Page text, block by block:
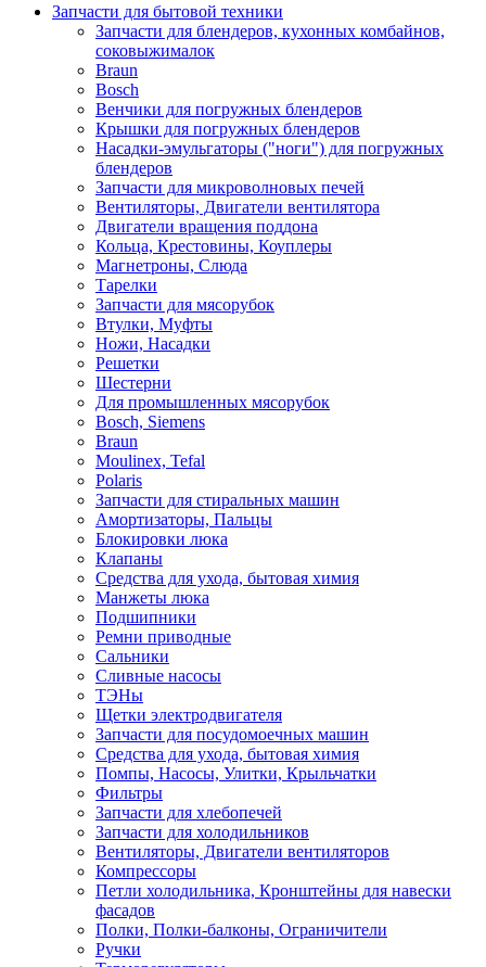
Запчасти для бытовой техники
Запчасти для блендеров, кухонных комбайнов,
соковыжималок
Braun
Bosch
Венчики для погружных блендеров
Крышки для погружных блендеров
Насадки-эмульгаторы ("ноги") для погружных
блендеров
Запчасти для микроволновых печей
Вентиляторы, Двигатели вентилятора
Двигатели вращения поддона
Кольца, Крестовины, Коуплеры
Магнетроны, Слюда
Тарелки
Запчасти для мясорубок
Втулки, Муфты
Ножи, Насадки
Решетки
Шестерни
Для промышленных мясорубок
Bosch, Siemens
Braun
Moulinex, Tefal
Polaris
Запчасти для стиральных машин
Амортизаторы, Пальцы
Блокировки люка
Клапаны
Средства для ухода, бытовая химия
Манжеты люка
Подшипники
Ремни приводные
Сальники
Сливные насосы
ТЭНы
Щетки электродвигателя
Запчасти для посудомоечных машин
Средства для ухода, бытовая химия
Помпы, Насосы, Улитки, Крыльчатки
Фильтры
Запчасти для хлебопечей
Запчасти для холодильников
Вентиляторы, Двигатели вентиляторов
Компрессоры
Петли холодильника, Кронштейны для навески
фасадов
Полки, Полки-балконы, Ограничители
Ручки